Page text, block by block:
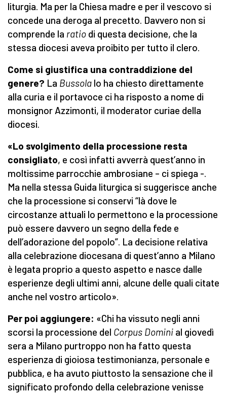
liturgia. Ma per la Chiesa madre e per il vescovo si
concede una deroga al precetto. Davvero non si
comprende la ratio di questa decisione, che la
stessa diocesi aveva proibito per tutto il clero.
Come si giustifica una contraddizione del
genere? La Bussola lo ha chiesto direttamente
alla curia e il portavoce ci ha risposto a nome di
monsignor Azzimonti, il moderator curiae della
diocesi.
«Lo svolgimento della processione resta
consigliato, e così infatti avverrà quest’anno in
moltissime parrocchie ambrosiane – ci spiega -.
Ma nella stessa Guida liturgica si suggerisce anche
che la processione si conservi “là dove le
circostanze attuali lo permettono e la processione
può essere davvero un segno della fede e
dell’adorazione del popolo”. La decisione relativa
alla celebrazione diocesana di quest’anno a Milano
è legata proprio a questo aspetto e nasce dalle
esperienze degli ultimi anni, alcune delle quali citate
anche nel vostro articolo».
Per poi aggiungere: «Chi ha vissuto negli anni
scorsi la processione del Corpus Domini al giovedì
sera a Milano purtroppo non ha fatto questa
esperienza di gioiosa testimonianza, personale e
pubblica, e ha avuto piuttosto la sensazione che il
significato profondo della celebrazione venisse